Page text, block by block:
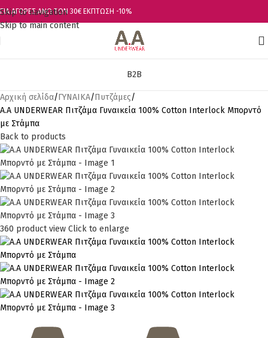
Skip to navigation
Skip to main content
ΓΙΑ ΑΓΟΡΕΣ ΑΝΩ ΤΩΝ 30€ ΕΚΠΤΩΣΗ -10%
B2B
Αρχική σελίδα ΓΥΝΑΙΚΑ Πυτζάμες
A.A UNDERWEAR Πιτζάμα Γυναικεία 100% Cotton Ιnterlock Μπορντό
με Στάμπα
Back to products
360 product view Click to enlarge